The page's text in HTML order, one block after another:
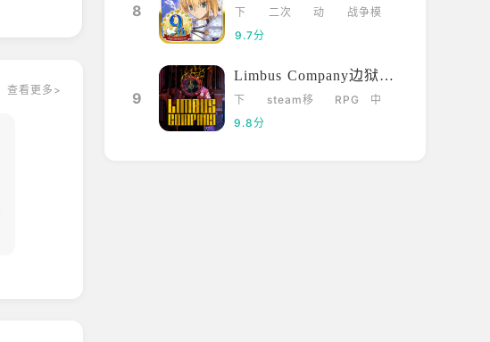
查看更多>
8
下
载
二次
动
战争模
9.7分
9
Limbus Company边狱巴士
下
载
steam移
RPG
中
9.8分